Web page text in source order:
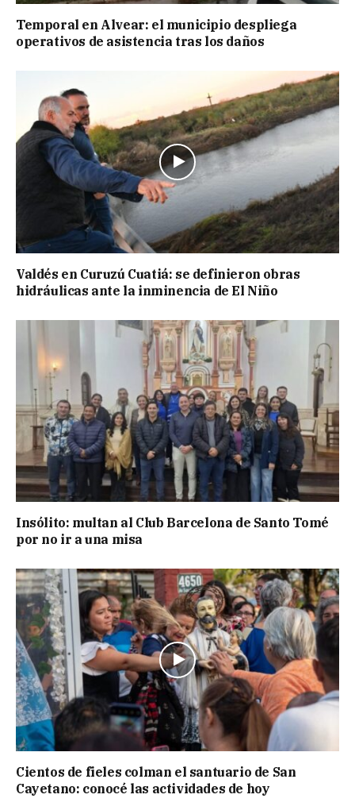
Temporal en Alvear: el municipio despliega
operativos de asistencia tras los daños
Valdés en Curuzú Cuatiá: se definieron obras
hidráulicas ante la inminencia de El Niño
Insólito: multan al Club Barcelona de Santo Tomé
por no ir a una misa
Cientos de fieles colman el santuario de San
Cayetano: conocé las actividades de hoy